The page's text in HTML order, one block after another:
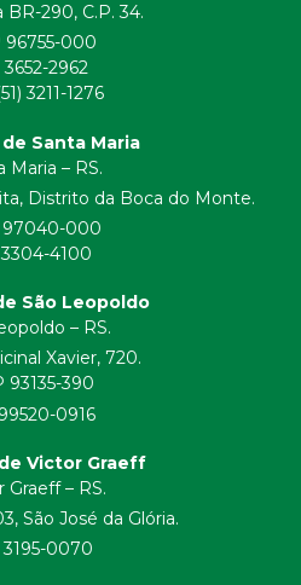
BR-290, C.P. 34.
96755-000
3652-2962
3211-1276
Santa Maria
Maria – RS.
Distrito da Boca do Monte.
97040-000
3304-4100
São Leopoldo
– RS.
Xavier, 720.
93135-390
0916
Victor Graeff
Graeff – RS.
São José da Glória.
3195-0070